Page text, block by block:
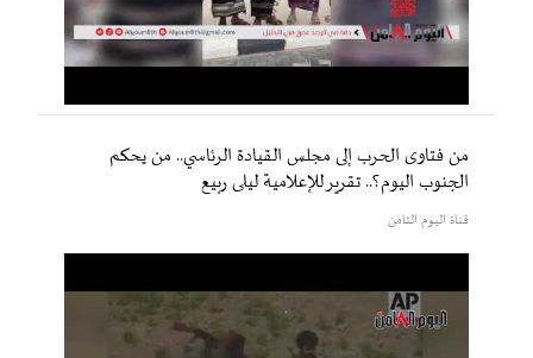
من فتاوى الحرب إلى مجلس القيادة الرئاسي.. من يحكم
الجنوب اليوم؟.. تقرير للإعلامية ليلى ربيع
قناة اليوم الثامن